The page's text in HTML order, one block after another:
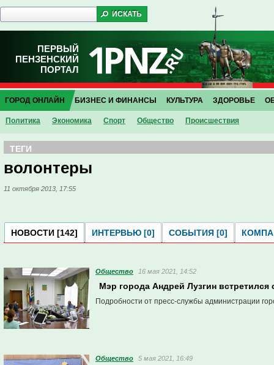
ПЕРВЫЙ
ПЕНЗЕНСКИЙ
ПОРТАЛ
ГОРОД ОНЛАЙН
Политика Экономика Спорт Общество Проиcшествия
БИЗНЕС И ФИНАНСЫ КУЛЬТУРА ЗДОРОВЬЕ
ТЕГИ
волонтеры
11 октября 2013, 17:55
НОВОСТИ [142] ИНТЕРВЬЮ [0] СОБЫТИЯ [0]
Общество 16 мая 2021, 14:52
Мэр города Андрей Лузгин
Подробности от пресс-службы администрации
Общество 5 мая 2021, 16:49